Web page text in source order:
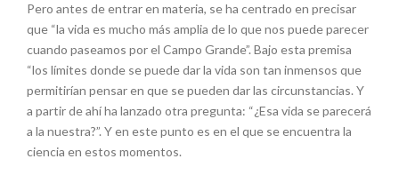
Pero antes de entrar en materia, se ha centrado en precisar
que “la vida es mucho más amplia de lo que nos puede parecer
cuando paseamos por el Campo Grande”. Bajo esta premisa
“los límites donde se puede dar la vida son tan inmensos que
permitirían pensar en que se pueden dar las circunstancias. Y
a partir de ahí ha lanzado otra pregunta: “¿Esa vida se parecerá
a la nuestra?”. Y en este punto es en el que se encuentra la
ciencia en estos momentos.